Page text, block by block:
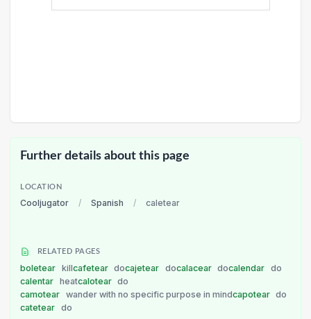
Further details about this page
LOCATION
Cooljugator / Spanish / caletear
RELATED PAGES
boletear killcafetear docajetear docalacear docalendar do
calentar heatcalotear do
camotear wander with no specific purpose in mindcapotear do
catetear do